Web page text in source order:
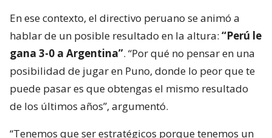
En ese contexto, el directivo peruano se animó a
hablar de un posible resultado en la altura: “Perú le
gana 3-0 a Argentina”. “Por qué no pensar en una
posibilidad de jugar en Puno, donde lo peor que te
puede pasar es que obtengas el mismo resultado
de los últimos años”, argumentó.
“Tenemos que ser estratégicos porque tenemos un